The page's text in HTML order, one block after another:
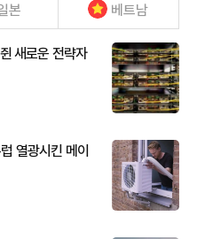
본 베트남
새로운 전략자
열광시킨 메이